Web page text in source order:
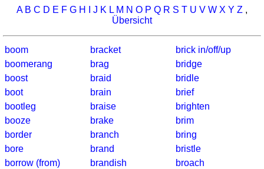
A B C D E F G H J K L M N O P Q R S T U V W X Y Z ,
Übersicht
boom
boomerang
boost
boot
bootleg
booze
border
bore
borrow (from)
bracket
brag
braid
brain
braise
brake
branch
brand
brandish
brick in/off/up
bridge
bridle
brief
brighten
brim
bring
bristle
broach